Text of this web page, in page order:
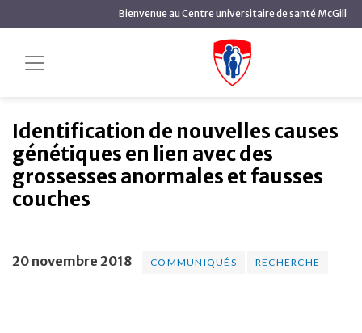
principal
Bienvenue au Centre universitaire de santé McGill
Identification de
nouvelles causes génétiques en lien avec des grossesses
anormales et fausses couches
Identification de nouvelles causes
génétiques en lien avec des
grossesses anormales et fausses
couches
20 novembre 2018 COMMUNIQUÉS RECHERCHE